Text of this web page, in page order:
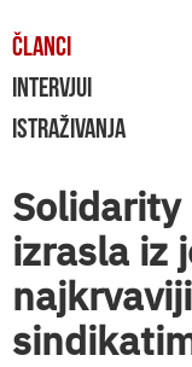
ČLANCI
INTERVJUI
ISTRAŽIVANJA
Solidarity
izrasla iz